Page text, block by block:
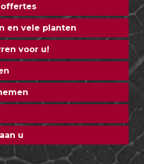
offertes
en vele planten
voor u!
u